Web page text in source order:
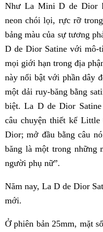
Như La Mini D de Dior
neon chói lọi, rực rỡ
bảng màu của sự tương
D de Dior Satine với
mọi giới hạn trong địa
này nổi bật với phần dây
một dải ruy-băng bằng
biệt. La D de Dior
câu chuyện thiết kế
Dior; mở đầu bằng câu
băng là một trong những
người phụ nữ”.
Năm nay, La D de Dior
mới.
Ở phiên bản 25mm, mặt